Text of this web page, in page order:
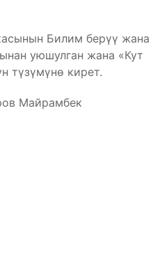
Билим берүү жана
уюшулган жана «Кут
түзүмүнө кирет.
Майрамбек